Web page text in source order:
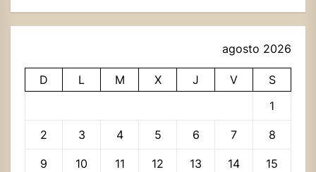
agosto 2026
D L M X J V
S
1
2 3 4 5 6 7 8
9 10 11 12 13 14 15